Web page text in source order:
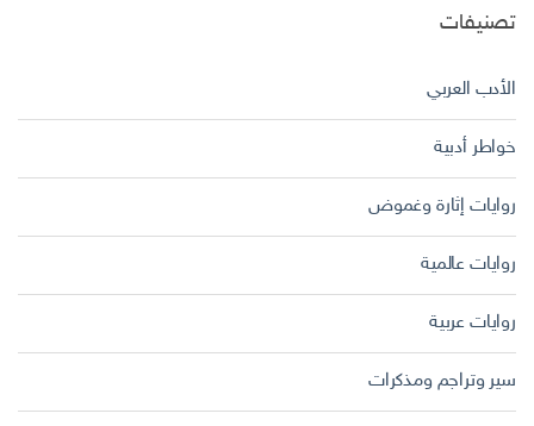
تصنيفات
الأدب العربي
خواطر أدبية
روايات إثارة وغموض
روايات عالمية
روايات عربية
سير وتراجم ومذكرات